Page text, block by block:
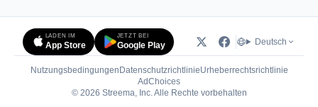
LADEN IM
App Store
JETZT BEI
Google Play Deutsch
Nutzungsbedingungen DatenschutzrichtlinieUrheberrechtsrichtlinie
AdChoices(öffnet in neuem Tab)
© 2026 Streema, Inc. Alle Rechte vorbehalten